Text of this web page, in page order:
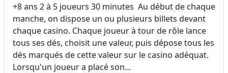
+8 ans 2 à 5 joueurs 30 minutes Au début de chaque
manche, on dispose un ou plusieurs billets devant
chaque casino. Chaque joueur à tour de rôle lance
tous ses dés, choisit une valeur, puis dépose tous les
dés marqués de cette valeur sur le casino adéquat.
Lorsqu'un joueur a placé son…